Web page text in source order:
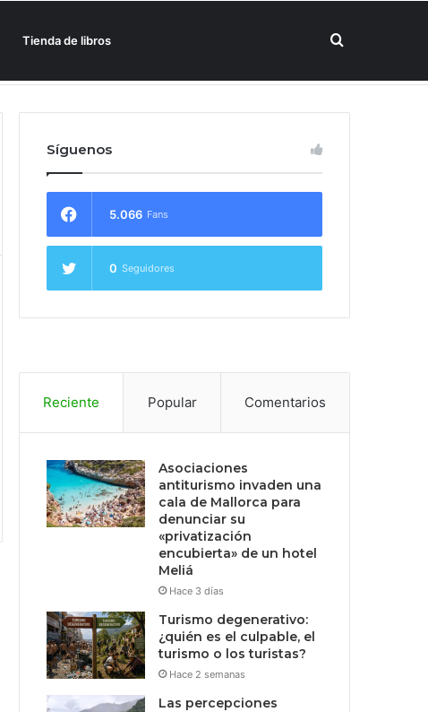
Tienda de libros Buscar
Síguenos
5.066 Fans
0 Seguidores
Reciente Popular Comentarios
Asociaciones
antiturismo invaden una
cala de Mallorca para
denunciar su
«privatización
encubierta» de un hotel
Meliá
Hace 3 días
Turismo degenerativo:
¿quién es el culpable, el
turismo o los turistas?
Hace 2 semanas
Las percepciones